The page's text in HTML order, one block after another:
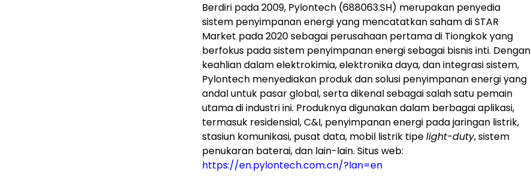
Berdiri pada 2009, Pylontech (688063.SH) merupakan penyedia
sistem penyimpanan energi yang mencatatkan saham di STAR
Market pada 2020 sebagai perusahaan pertama di Tiongkok yang
berfokus pada sistem penyimpanan energi sebagai bisnis inti. Dengan
keahlian dalam elektrokimia, elektronika daya, dan integrasi sistem,
Pylontech menyediakan produk dan solusi penyimpanan energi yang
andal untuk pasar global, serta dikenal sebagai salah satu pemain
utama di industri ini. Produknya digunakan dalam berbagai aplikasi,
termasuk residensial, C&I, penyimpanan energi pada jaringan listrik,
stasiun komunikasi, pusat data, mobil listrik tipelight-duty, sistem
penukaran baterai, dan lain-lain. Situs web:
https://en.pylontech.com.cn/?lan=en